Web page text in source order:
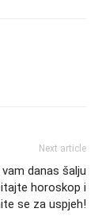
Next article
danas šalju
horoskop i
se za uspjeh!